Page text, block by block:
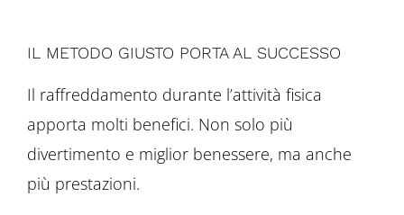
IL METODO GIUSTO PORTA AL SUCCESSO
Il raffreddamento durante l’attività fisica
apporta molti benefici. Non solo più
divertimento e miglior benessere, ma anche
più prestazioni.